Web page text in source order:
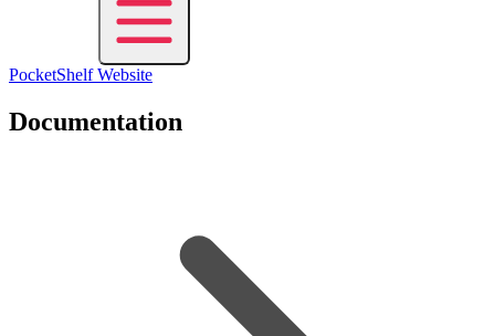
PocketShelfWebsite
Documentation